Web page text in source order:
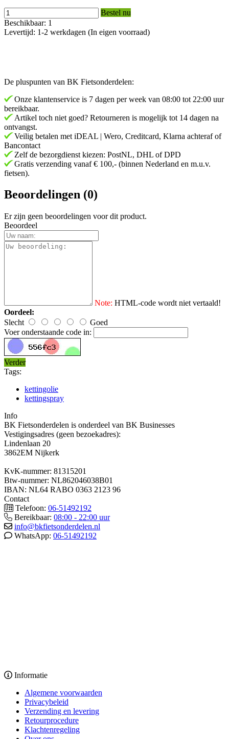
Bestel nu
Beschikbaar: 1
Levertijd: 1-2 werkdagen (In eigen voorraad)
De pluspunten van BK Fietsonderdelen:
Onze klantenservice is 7 dagen per week van 08:00 tot 22:00 uur
bereikbaar.
Artikel toch niet goed? Retourneren is mogelijk tot 14 dagen na
ontvangst.
Veilig betalen met iDEAL | Wero, Creditcard, Klarna achteraf of
Bancontact
Zelf de bezorgdienst kiezen: PostNL, DHL of DPD
Gratis verzending vanaf € 100,- (binnen Nederland en m.u.v.
fietsen).
Beoordelingen (0)
Er zijn geen beoordelingen voor dit product.
Beoordeel
Note: HTML-code wordt niet vertaald!
Oordeel:
Slecht
Goed
Voer onderstaande code in:
Verder
Tags:
kettingolie
kettingspray
Info
BK Fietsonderdelen is onderdeel van BK Businesses
Vestigingsadres (geen bezoekadres):
Lindenlaan 20
3862EM Nijkerk
KvK-nummer: 81315201
Btw-nummer: NL862046038B01
IBAN: NL64 RABO 0363 2123 96
Contact
Telefoon: 06-51492192
Bereikbaar: 08:00 - 22:00 uur
info@bkfietsonderdelen.nl
WhatsApp: 06-51492192
Informatie
Algemene voorwaarden
Privacybeleid
Verzending en levering
Retourprocedure
Klachtenregeling